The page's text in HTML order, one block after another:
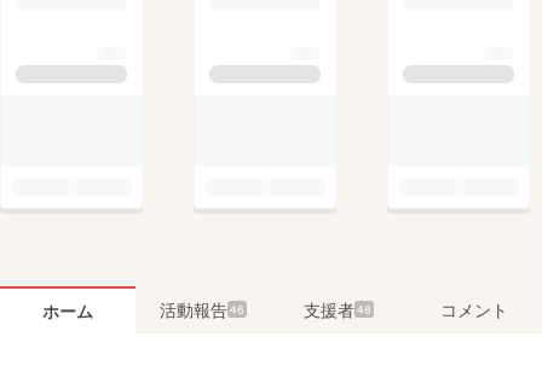
ホーム 活動報告46 支援者48 コメント